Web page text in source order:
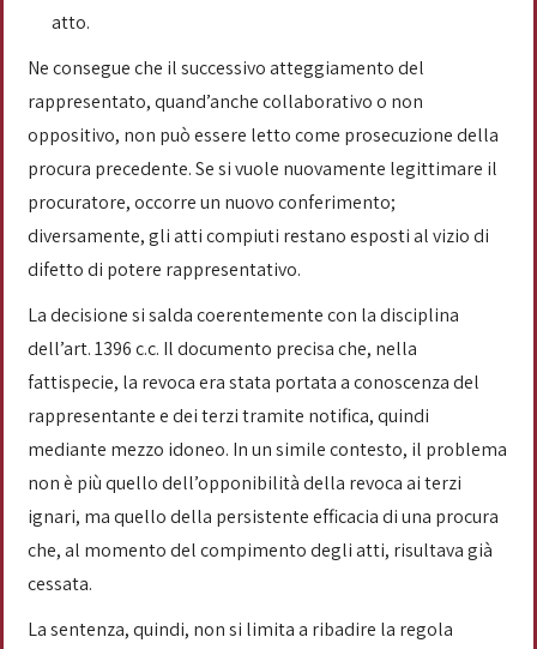
atto.
Ne consegue che il successivo atteggiamento del
rappresentato, quand’anche collaborativo o non
oppositivo, non può essere letto come prosecuzione della
procura precedente. Se si vuole nuovamente legittimare il
procuratore, occorre un nuovo conferimento;
diversamente, gli atti compiuti restano esposti al vizio di
difetto di potere rappresentativo.
La decisione si salda coerentemente con la disciplina
dell’art. 1396 c.c. Il documento precisa che, nella
fattispecie, la revoca era stata portata a conoscenza del
rappresentante e dei terzi tramite notifica, quindi
mediante mezzo idoneo. In un simile contesto, il problema
non è più quello dell’opponibilità della revoca ai terzi
ignari, ma quello della persistente efficacia di una procura
che, al momento del compimento degli atti, risultava già
cessata.
La sentenza, quindi, non si limita a ribadire la regola